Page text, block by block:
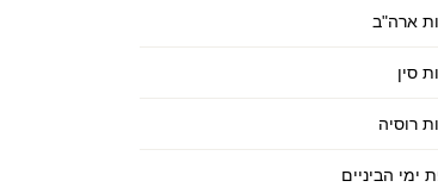
ארה"ב
סין
רוסיה
ימי הביניים